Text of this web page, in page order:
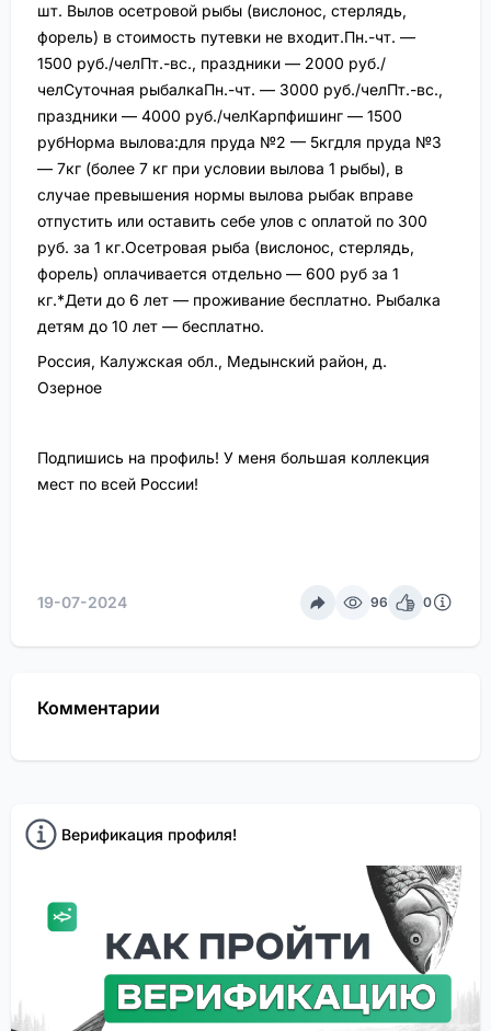
шт. Вылов осетровой рыбы (вислонос, стерлядь,
форель) в стоимость путевки не входит.Пн.-чт. —
1500 руб./челПт.-вс., праздники — 2000 руб./
челСуточная рыбалкаПн.-чт. — 3000 руб./челПт.-вс.,
праздники — 4000 руб./челКарпфишинг — 1500
рубНорма вылова:для пруда №2 — 5кгдля пруда №3
— 7кг (более 7 кг при условии вылова 1 рыбы), в
случае превышения нормы вылова рыбак вправе
отпустить или оставить себе улов с оплатой по 300
руб. за 1 кг.Осетровая рыба (вислонос, стерлядь,
форель) оплачивается отдельно — 600 руб за 1
кг.*Дети до 6 лет — проживание бесплатно. Рыбалка
детям до 10 лет — бесплатно.
Россия, Калужская обл., Медынский район, д.
Озерное
Подпишись на профиль! У меня большая коллекция
мест по всей России!
19-07-2024 96 0
Комментарии
Верификация профиля!